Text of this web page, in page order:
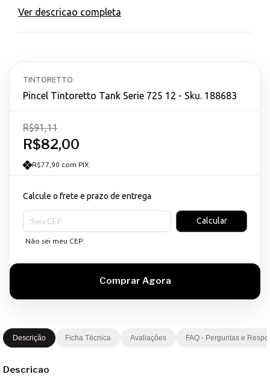
Ver descricao completa
TINTORETTO
Pincel Tintoretto Tank Serie 725 12 - Sku. 188683
R$82,00
R$91,11
R$77,90 com PIX
Calcule o frete e prazo de entrega
Entregas para o CEP:
Calcular
Não sei meu CEP
Descrição Ficha Técnica Avaliações FAQ - Perguntas e
Descricao